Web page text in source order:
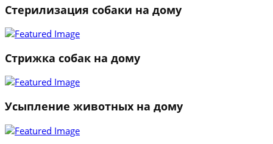
Стерилизация собаки на дому
Стрижка собак на дому
Усыпление животных на дому